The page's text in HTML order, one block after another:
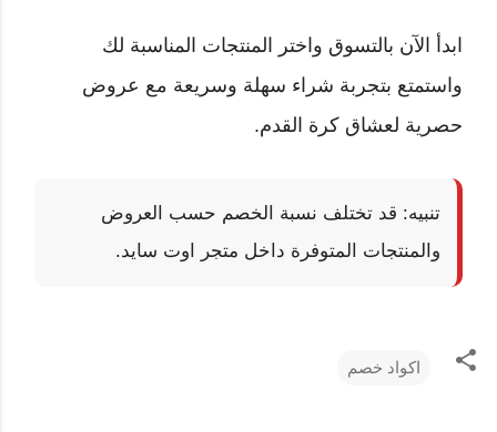
ابدأ الآن بالتسوق واختر المنتجات المناسبة لك
واستمتع بتجربة شراء سهلة وسريعة مع عروض
حصرية لعشاق كرة القدم.
تنبيه: قد تختلف نسبة الخصم حسب العروض
والمنتجات المتوفرة داخل متجر اوت سايد.
اكواد خصم